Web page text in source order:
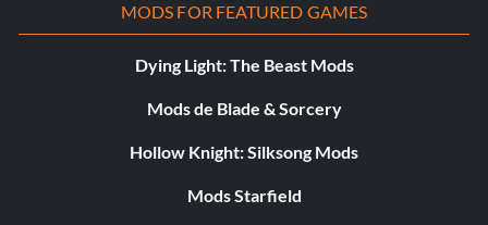
MODS FOR FEATURED GAMES
Dying Light: The Beast Mods
Mods de Blade & Sorcery
Hollow Knight: Silksong Mods
Mods Starfield